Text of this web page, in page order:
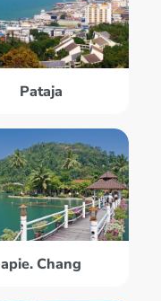
Pataja
apie. Chang